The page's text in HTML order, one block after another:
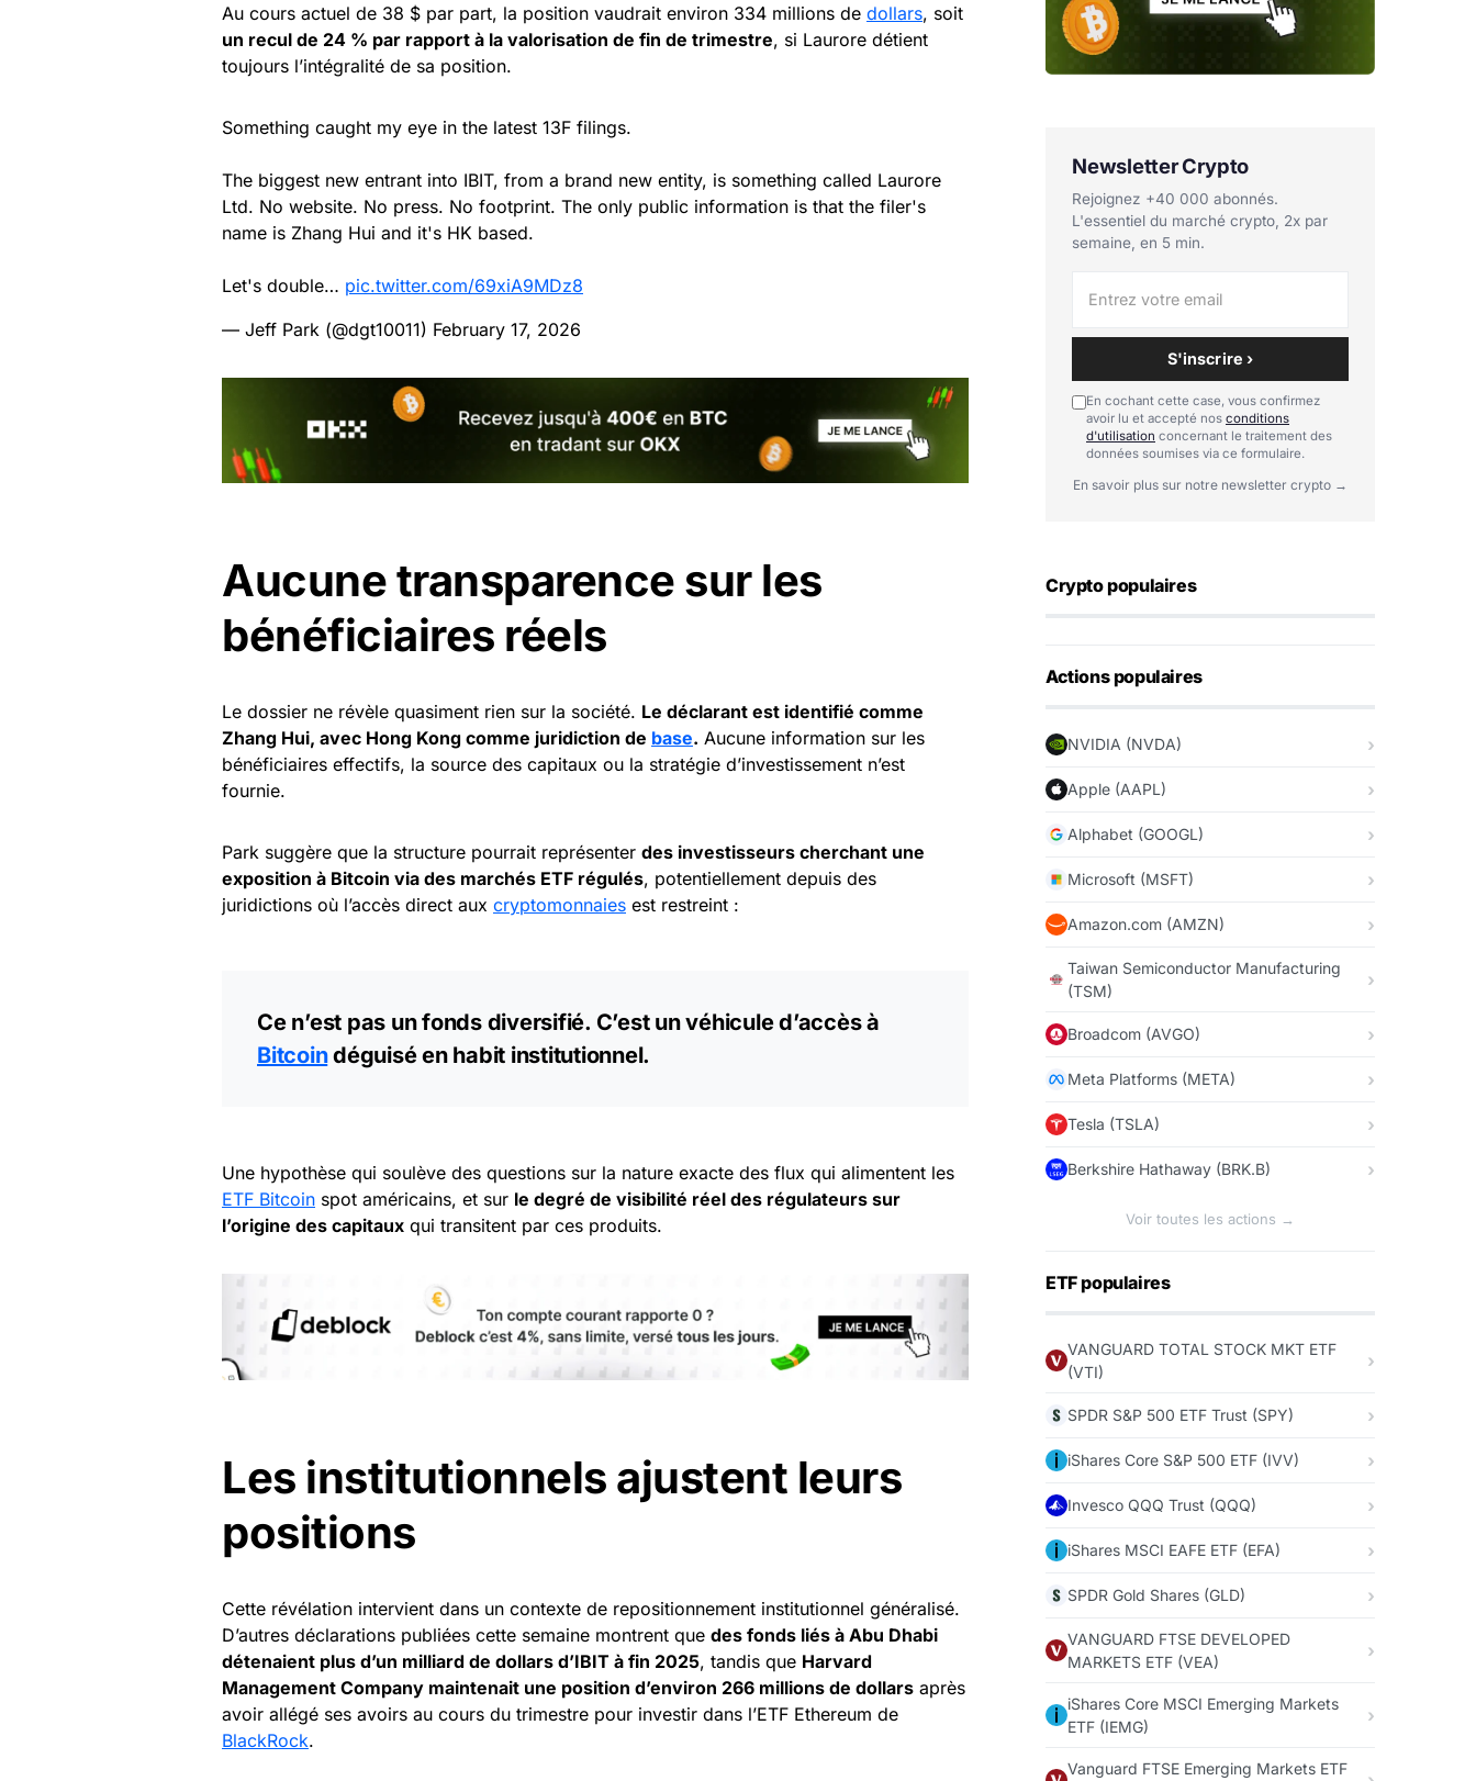
Au cours actuel de 38 $ par part, la position vaudrait environ 334 millions de dollars, soit
un recul de 24 % par rapport à la valorisation de fin de trimestre, si Laurore détient
toujours l’intégralité de sa position.
Something caught my eye in the latest 13F filings.
The biggest new entrant into IBIT, from a brand new entity, is something called Laurore
Ltd. No website. No press. No footprint. The only public information is that the filer's
name is Zhang Hui and it's HK based.
Let's double… pic.twitter.com/69xiA9MDz8
— Jeff Park (@dgt10011) February 17, 2026
Aucune transparence sur les
bénéficiaires réels
Le dossier ne révèle quasiment rien sur la société. Le déclarant est identifié comme
Zhang Hui, avec Hong Kong comme juridiction de base. Aucune information sur les
bénéficiaires effectifs, la source des capitaux ou la stratégie d’investissement n’est
fournie.
Park suggère que la structure pourrait représenter des investisseurs cherchant une
exposition à Bitcoin via des marchés ETF régulés, potentiellement depuis des
juridictions où l’accès direct aux cryptomonnaies est restreint :
Ce n’est pas un fonds diversifié. C’est un véhicule d’accès à
Bitcoindéguisé en habit institutionnel.
Une hypothèse qui soulève des questions sur la nature exacte des flux qui alimentent les
ETF Bitcoin spot américains, et sur le degré de visibilité réel des régulateurs sur
l’origine des capitaux qui transitent par ces produits.
Les institutionnels ajustent leurs
positions
Cette révélation intervient dans un contexte de repositionnement institutionnel généralisé.
D’autres déclarations publiées cette semaine montrent que des fonds liés à Abu Dhabi
détenaient plus d’un milliard de dollars d’IBIT à fin 2025, tandis que Harvard
Management Company maintenait une position d’environ 266 millions de dollars après
avoir allégé ses avoirs au cours du trimestre pour investir dans l’ETF Ethereum de
BlackRock.
Newsletter Crypto
Rejoignez +40 000 abonnés.
L'essentiel du marché crypto, 2x par
semaine, en 5 min.
S'inscrire ›
En cochant cette case, vous confirmez
avoir lu et accepté nos conditions
d'utilisation concernant le traitement des
données soumises via ce formulaire.
En savoir plus sur notre newsletter crypto →
Crypto populaires
Actions populaires
NVIDIA (NVDA)
Apple (AAPL)
Alphabet (GOOGL)
Microsoft (MSFT)
Amazon.com (AMZN)
Taiwan Semiconductor Manufacturing
(TSM)
Broadcom (AVGO)
Meta Platforms (META)
Tesla (TSLA)
Berkshire Hathaway (BRK.B)
Voir toutes les actions →
ETF populaires
VANGUARD TOTAL STOCK MKT ETF
(VTI)
SPDR S&P 500 ETF Trust (SPY)
iShares Core S&P 500 ETF (IVV)
Invesco QQQ Trust (QQQ)
iShares MSCI EAFE ETF (EFA)
SPDR Gold Shares (GLD)
VANGUARD FTSE DEVELOPED
MARKETS ETF (VEA)
iShares Core MSCI Emerging Markets
ETF (IEMG)
Vanguard FTSE Emerging Markets ETF